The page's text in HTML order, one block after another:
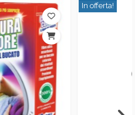
In offerta!